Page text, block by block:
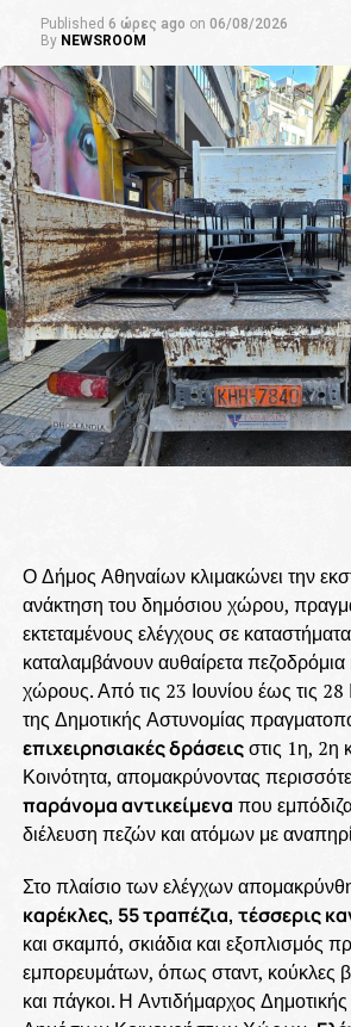
Published 6 ώρες ago on 06/08/2026
By NEWSROOM
Ο Δήμος Αθηναίων κλιμακώνει την
ανάκτηση του δημόσιου χώρου,
εκτεταμένους ελέγχους σε
καταλαμβάνουν αυθαίρετα πεζοδρόμια
χώρους. Από τις 23 Ιουνίου έως τις 28
της Δημοτικής Αστυνομίας
επιχειρησιακές δράσειςστις 1η, 2η
Κοινότητα, απομακρύνοντας
παράνομα αντικείμενα που
διέλευση πεζών και ατόμων με
Στο πλαίσιο των ελέγχων
καρέκλες, 55 τραπέζια, τέσσερις
και σκαμπό, σκιάδια και εξοπλισμός
εμπορευμάτων, όπως σταντ, κούκλες
και πάγκοι. Η Αντιδήμαρχος